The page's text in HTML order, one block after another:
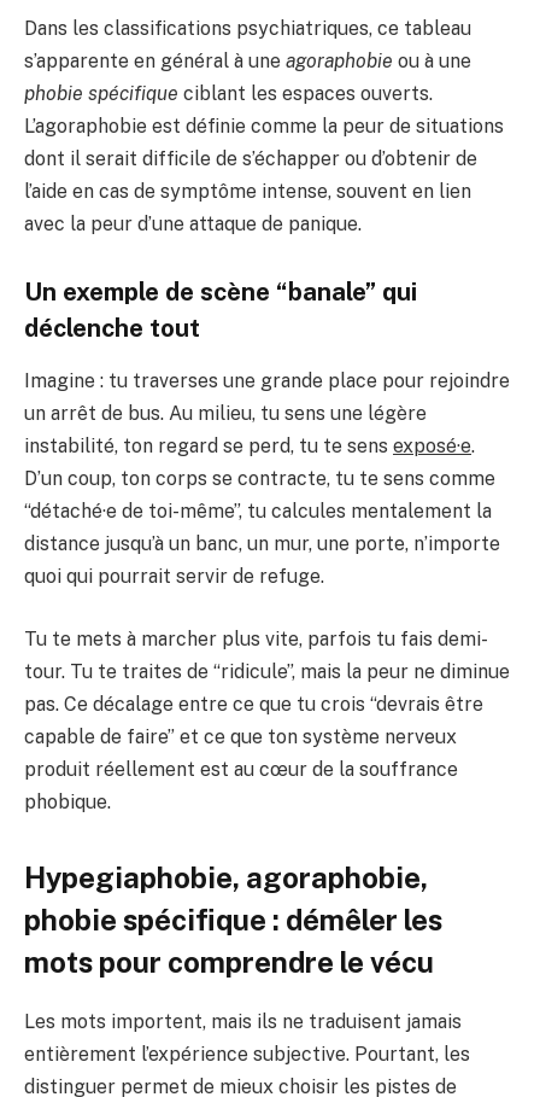
Dans les classifications psychiatriques, ce tableau
s’apparente en général à une agoraphobie ou à une
phobie spécifique ciblant les espaces ouverts.
L’agoraphobie est définie comme la peur de situations
dont il serait difficile de s’échapper ou d’obtenir de
l’aide en cas de symptôme intense, souvent en lien
avec la peur d’une attaque de panique.
Un exemple de scène “banale” qui
déclenche tout
Imagine : tu traverses une grande place pour rejoindre
un arrêt de bus. Au milieu, tu sens une légère
instabilité, ton regard se perd, tu te sens exposé·e.
D’un coup, ton corps se contracte, tu te sens comme
“détaché·e de toi-même”, tu calcules mentalement la
distance jusqu’à un banc, un mur, une porte, n’importe
quoi qui pourrait servir de refuge.
Tu te mets à marcher plus vite, parfois tu fais demi-
tour. Tu te traites de “ridicule”, mais la peur ne diminue
pas. Ce décalage entre ce que tu crois “devrais être
capable de faire” et ce que ton système nerveux
produit réellement est au cœur de la souffrance
phobique.
Hypegiaphobie, agoraphobie,
phobie spécifique : démêler les
mots pour comprendre le vécu
Les mots importent, mais ils ne traduisent jamais
entièrement l’expérience subjective. Pourtant, les
distinguer permet de mieux choisir les pistes de